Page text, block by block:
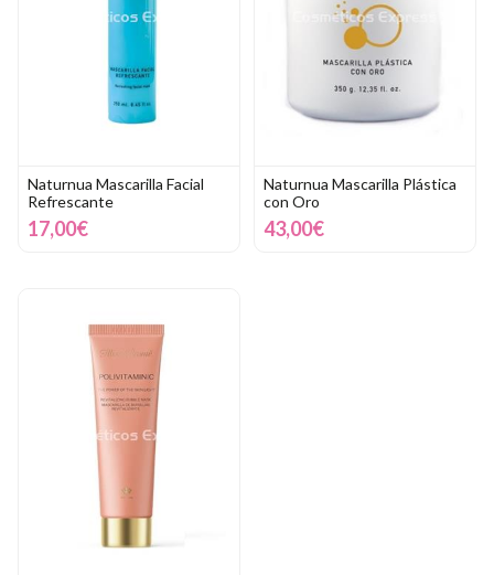
Naturnua Mascarilla Facial
Refrescante
17,00€
Naturnua Mascarilla Plástica
con Oro
43,00€